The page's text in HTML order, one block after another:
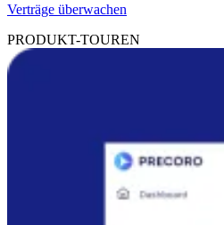
Verträge überwachen
PRODUKT-TOUREN